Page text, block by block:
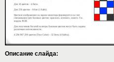
Описание слайда: